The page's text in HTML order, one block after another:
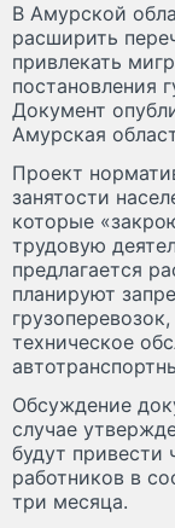
В Амурской
расширить
привлекать
постановления
Документ
Амурская
Проект
занятости
которые
трудовую
предлагается
планируют
техническое
Обсуждение
случае
будут привести
работников в
три месяца.